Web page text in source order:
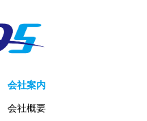
会社案内
会社概要